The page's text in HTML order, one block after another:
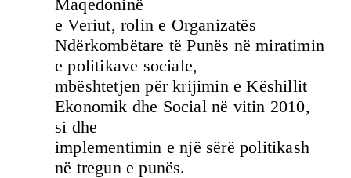
Maqedoninë
e Veriut, rolin e Organizatës
Ndërkombëtare të Punës në miratimin
e politikave sociale,
mbështetjen për krijimin e Këshillit
Ekonomik dhe Social në vitin 2010,
si dhe
implementimin e një sërë politikash
në tregun e punës.